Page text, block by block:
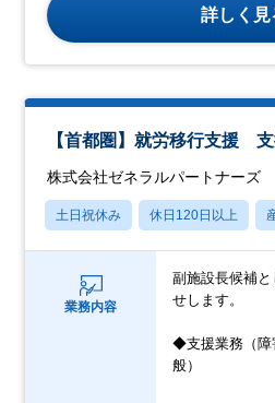
詳しく見
【首都圏】就労移行支援
株式会社ゼネラルパートナーズ
土日祝休み 休日120日以上
業務内容
副施設長候補
せします。
◆支援業務（障
般）